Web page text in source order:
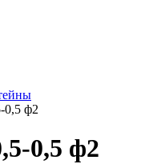
0,5 ф2
0,5 ф2